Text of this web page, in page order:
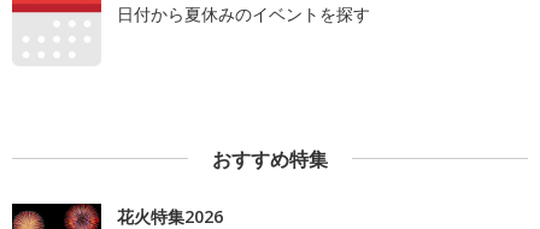
日付から夏休みのイベントを探す
おすすめ特集
花火特集2026